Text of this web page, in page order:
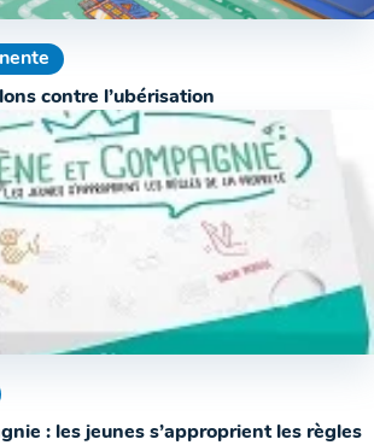
contre l’ubérisation
: les jeunes s’approprient les règles